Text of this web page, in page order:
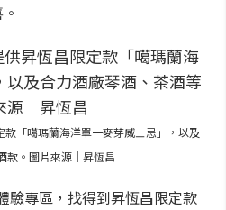
「噶瑪蘭海洋單一麥芽威士忌」，以及
款。圖片來源｜昇恆昌
驗專區，找得到昇恆昌限定款